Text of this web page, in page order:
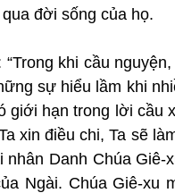
đời sống của họ.
“Trong khi cầu
sự hiểu lầm khi
giới hạn trong lời cầu
xin điều chi, Ta sẽ
Danh Chúa
Ngài. Chúa Giê-xu